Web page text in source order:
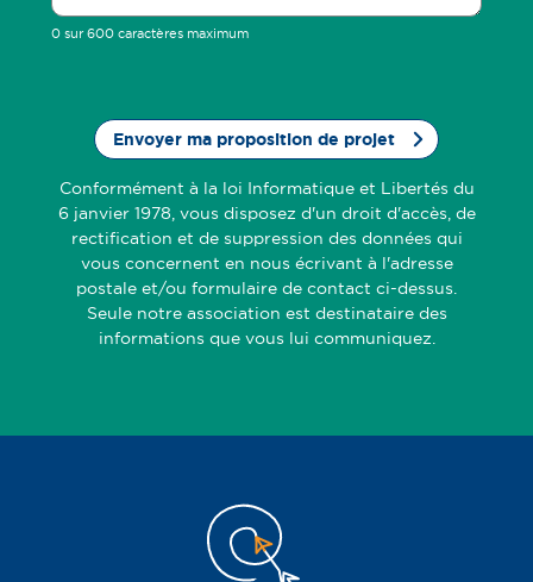
0 sur 600 caractères maximum
Conformément à la loi Informatique et Libertés du
6 janvier 1978, vous disposez d'un droit d'accès, de
rectification et de suppression des données qui
vous concernent en nous écrivant à l'adresse
postale et/ou formulaire de contact ci-dessus.
Seule notre association est destinataire des
informations que vous lui communiquez.